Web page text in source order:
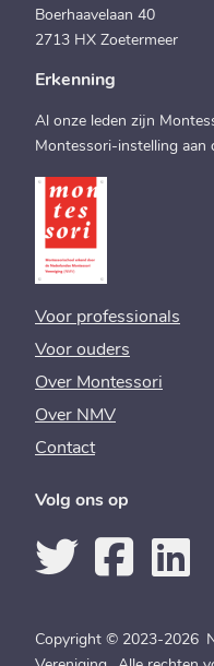
Boerhaavelaan 40
2713 HX Zoetermeer
Erkenning
Al onze leden zijn
Montessori-instelling aan
Voor professionals
Voor ouders
Over Montessori
Over NMV
Contact
Volg ons op
Copyright © 2023-2026